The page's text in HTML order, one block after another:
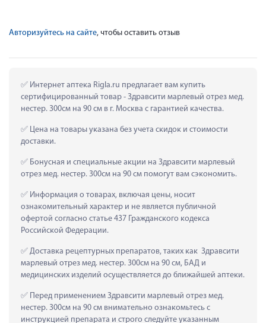
Авторизуйтесь на сайте, чтобы оставить отзыв
Интернет аптека Rigla.ru предлагает вам купить
сертифицированный товар - Здравсити марлевый отрез мед.
нестер. 300см на 90 см в г. Москва с гарантией качества.
Цена на товары указана без учета скидок и стоимости
доставки.
Бонусная и специальные акции на Здравсити марлевый
отрез мед. нестер. 300см на 90 см помогут вам сэкономить.
Информация о товарах, включая цены, носит
ознакомительный характер и не является публичной
офертой согласно статье 437 Гражданского кодекса
Российской Федерации.
Доставка рецептурных препаратов, таких как  Здравсити
марлевый отрез мед. нестер. 300см на 90 см, БАД и
медицинских изделий осуществляется до ближайшей аптеки.
Перед применением Здравсити марлевый отрез мед.
нестер. 300см на 90 см внимательно ознакомьтесь с
инструкцией препарата и строго следуйте указанным